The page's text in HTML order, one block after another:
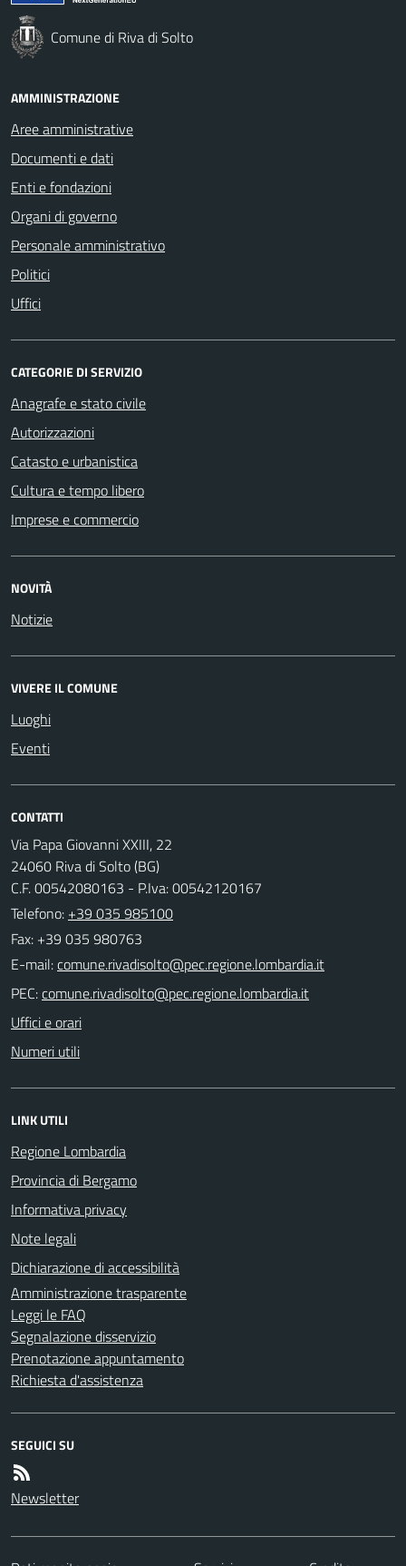
Comune di Riva di Solto
AMMINISTRAZIONE
Aree amministrative
Documenti e dati
Enti e fondazioni
Organi di governo
Personale amministrativo
Politici
Uffici
CATEGORIE DI SERVIZIO
Anagrafe e stato civile
Autorizzazioni
Catasto e urbanistica
Cultura e tempo libero
Imprese e commercio
NOVITÀ
Notizie
VIVERE IL COMUNE
Luoghi
Eventi
CONTATTI
Via Papa Giovanni XXIII, 22
24060 Riva di Solto (BG)
C.F. 00542080163 - P.Iva: 00542120167
Telefono: +39 035 985100
Fax: +39 035 980763
E-mail:
PEC:
Uffici e orari
Numeri utili
LINK UTILI
Regione Lombardia
Provincia di Bergamo
Informativa privacy
Note legali
Dichiarazione di accessibilità
Amministrazione trasparente
Leggi le FAQ
Segnalazione disservizio
Prenotazione appuntamento
Richiesta d'assistenza
SEGUICI SU
Newsletter